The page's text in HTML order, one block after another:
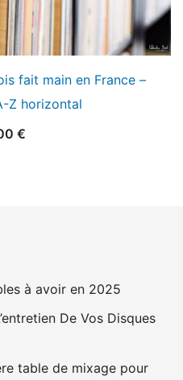
fait main en France –
Z horizontal
€
à avoir en 2025
De Vos Disques
table de mixage pour